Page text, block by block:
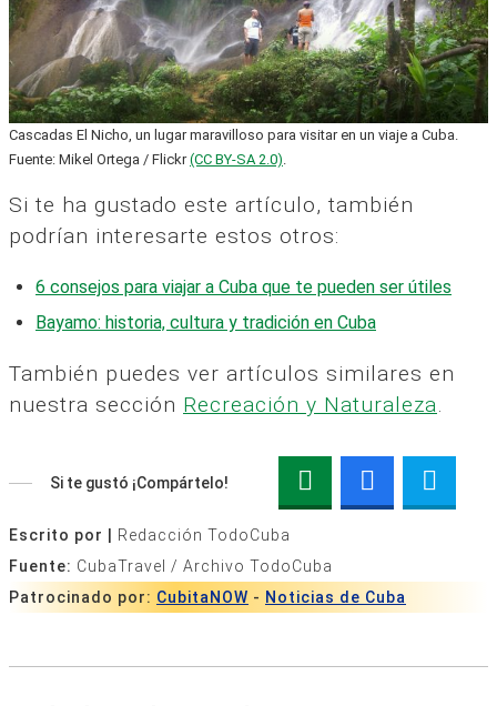
Cascadas El Nicho, un lugar maravilloso para visitar en un viaje a Cuba.
Fuente: Mikel Ortega / Flickr(CC BY-SA 2.0).
Si te ha gustado este artículo, también
podrían interesarte estos otros:
6 consejos para viajar a Cuba que te pueden ser útiles
Bayamo: historia, cultura y tradición en Cuba
También puedes ver artículos similares en
nuestra sección Recreación y Naturaleza.
Si te gustó ¡Compártelo!
Escrito por |
Redacción TodoCuba
Fuente: CubaTravel / Archivo TodoCuba
Patrocinado por: CubitaNOW - Noticias de Cuba